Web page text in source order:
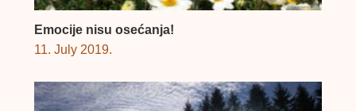
Emocije nisu osećanja!
11. July 2019.